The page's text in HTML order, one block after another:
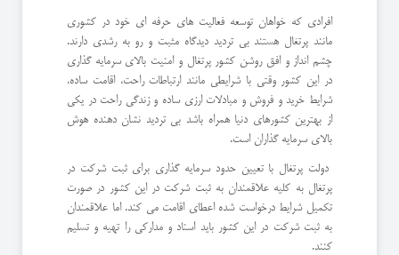
افرادی که خواهان توسعه فعالیت های حرفه ای خود در کشوری
مانند پرتغال هستند بی تردید دیدگاه مثبت و رو به رشدی دارند.
چشم انداز و افق روشن کشور پرتغال و امنیت بالای سرمایه گذاری
در این کشور وقتی با شرایطی مانند ارتباطات راحت، اقامت ساده،
شرایط خرید و فروش و مبادلات ارزی ساده و زندگی راحت در یکی
از بهترین کشورهای دنیا همراه باشد بی تردید نشان دهنده هوش
بالای سرمایه گذاران است.
دولت پرتغال با تعیین حدود سرمایه گذاری برای ثبت شرکت در
پرتغال به کلیه علاقمندان به ثبت شرکت در این کشور در صورت
تکمیل شرایط درخواست شده اعطای اقامت می کند. اما علاقمندان
به ثبت شرکت در این کشور باید اسناد و مدارکی را تهیه و تسلیم
کنند.